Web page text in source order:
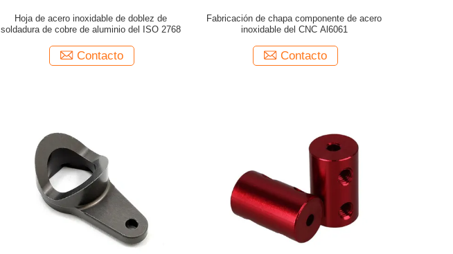
Hoja de acero inoxidable de doblez de
soldadura de cobre de aluminio del ISO 2768
Contacto
Fabricación de chapa componente de acero
inoxidable del CNC Al6061
Contacto